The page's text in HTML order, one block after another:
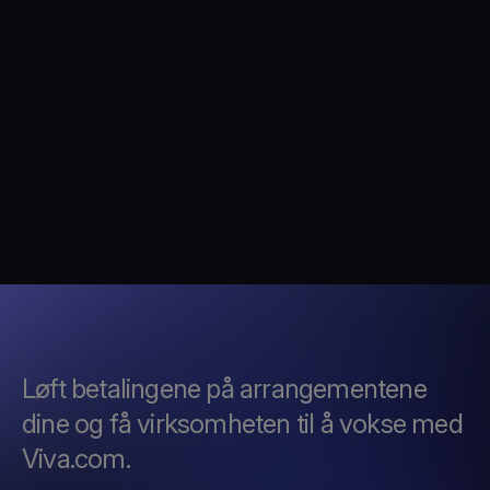
Løft betalingene på arrangementene
dine og få virksomheten til å vokse med
Viva.com.